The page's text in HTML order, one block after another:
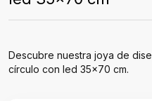
Descubre nuestra joya de
círculo con led 35x70 cm.